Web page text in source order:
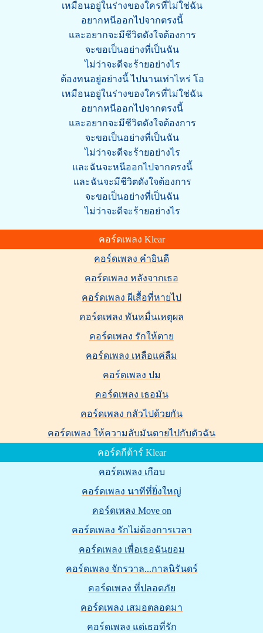
เหมือนอยู่ในร่างของใครที่ไม่ใช่ฉัน
อยากหนีออกไปจากตรงนี้
และอยากจะมีชีวิตดังใจต้องการ
จะขอเป็นอย่างที่เป็นฉัน
ไม่ว่าจะดีจะร้ายอย่างไร
ต้องทนอยู่อย่างนี้ ไปนานเท่าไหร่ โอ
เหมือนอยู่ในร่างของใครที่ไม่ใช่ฉัน
อยากหนีออกไปจากตรงนี้
และอยากจะมีชีวิตดังใจต้องการ
จะขอเป็นอย่างที่เป็นฉัน
ไม่ว่าจะดีจะร้ายอย่างไร
และฉันจะหนีออกไปจากตรงนี้
และฉันจะมีชีวิตดังใจต้องการ
จะขอเป็นอย่างที่เป็นฉัน
ไม่ว่าจะดีจะร้ายอย่างไร
คอร์ดเพลง Klear
คอร์ดเพลง คำยินดี
คอร์ดเพลง หลังจากเธอ
คอร์ดเพลง ผีเสื้อที่หายไป
คอร์ดเพลง พันหมื่นเหตุผล
คอร์ดเพลง รักให้ตาย
คอร์ดเพลง เหลือแค่ลืม
คอร์ดเพลง ปม
คอร์ดเพลง เธอมัน
คอร์ดเพลง กลัวไปด้วยกัน
คอร์ดเพลง ให้ความลับมันตายไปกับตัวฉัน
คอร์ดกีต้าร์ Klear
คอร์ดเพลง เกือบ
คอร์ดเพลง นาทีที่ยิ่งใหญ่
คอร์ดเพลง Move on
คอร์ดเพลง รักไม่ต้องการเวลา
คอร์ดเพลง เพื่อเธอฉันยอม
คอร์ดเพลง จักรวาล...กาลนิรันดร์
คอร์ดเพลง ที่ปลอดภัย
คอร์ดเพลง เสมอตลอดมา
คอร์ดเพลง แด่เธอที่รัก